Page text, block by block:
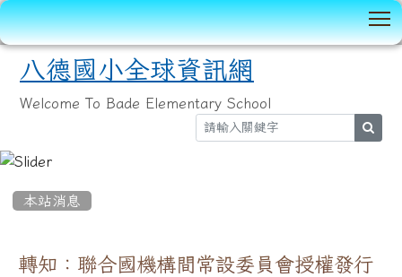
八德國小全球資訊網
Welcome To Bade Elementary School
本站消息
轉知：聯合國機構間常設委員會授權發行